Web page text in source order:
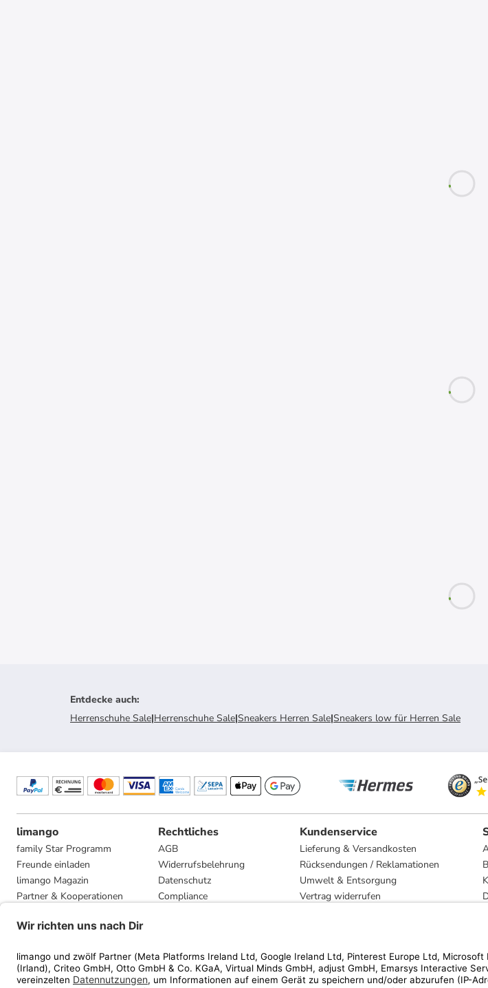
Entdecke auch:
Herrenschuhe Sale|Herrenschuhe Sale|Sneakers Herren Sale|Sneakers low für Herren Sale
limango
family Star Programm
Freunde einladen
limango Magazin
Partner & Kooperationen
Presse
Rechtliches
AGB
Widerrufsbelehrung
Datenschutz
Compliance
Kundenservice
Lieferung & Versandkosten
Rücksendungen / Reklamationen
Umwelt & Entsorgung
Vertrag widerrufen